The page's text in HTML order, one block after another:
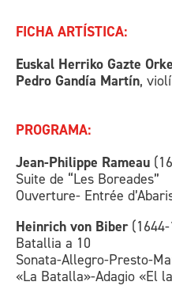
FICHA ARTÍSTICA:
Euskal Herriko Gazte
Pedro Gandía Martín,
PROGRAMA:
Jean-Philippe Rameau
Suite de “Les Boreades”
Ouverture- Entrée
Heinrich von Biber(1644-
Batallia a 10
Sonata-Allegro-Presto-
«La Batalla»-Adagio «El